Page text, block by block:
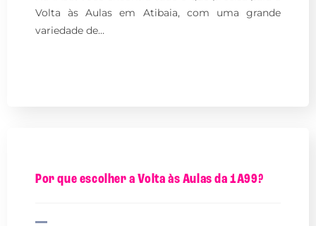
Volta às Aulas em Atibaia, com uma grande
variedade de…
Por que escolher a Volta às Aulas da 1A99?